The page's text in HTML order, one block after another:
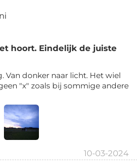
hoort. Eindelijk de juiste
Van donker naar licht. Het wiel
"x" zoals bij sommige andere
10-03-2024